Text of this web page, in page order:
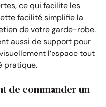
ce qui facilite les
facilité simplifie la
de votre garde-robe.
aussi de support pour
l’espace tout
pratique.
de commander un